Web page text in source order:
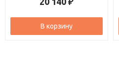
₽
В корзину